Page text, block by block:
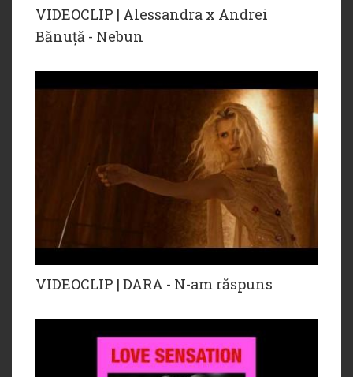
VIDEOCLIP | Alessandra x Andrei
Bănuță - Nebun
VIDEOCLIP | DARA - N-am răspuns